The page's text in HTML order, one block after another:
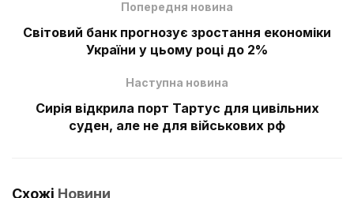
Попередня новина
Світовий банк прогнозує зростання економіки
України у цьому році до 2%
Наступна новина
Сирія відкрила порт Тартус для цивільних
суден, але не для військових рф
Схожі Новини